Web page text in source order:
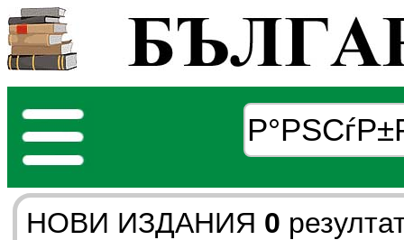
НОВИ ИЗДАНИЯ 0